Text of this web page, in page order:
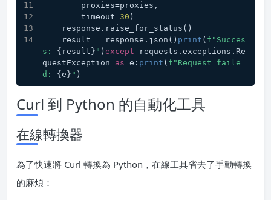
        proxies=proxies,
        timeout=
30 )
    response.raise_for_status()
    result = response.json()
print ( f"Succes
s: {result} " ) except requests.exceptions.Re
questException as e: print ( f"Request faile
d: {e} " )
Curl 到 Python 的自動化工具
在線轉換器
為了快速將 Curl 轉換為 Python，在線工具省去了手動轉換
的麻煩：